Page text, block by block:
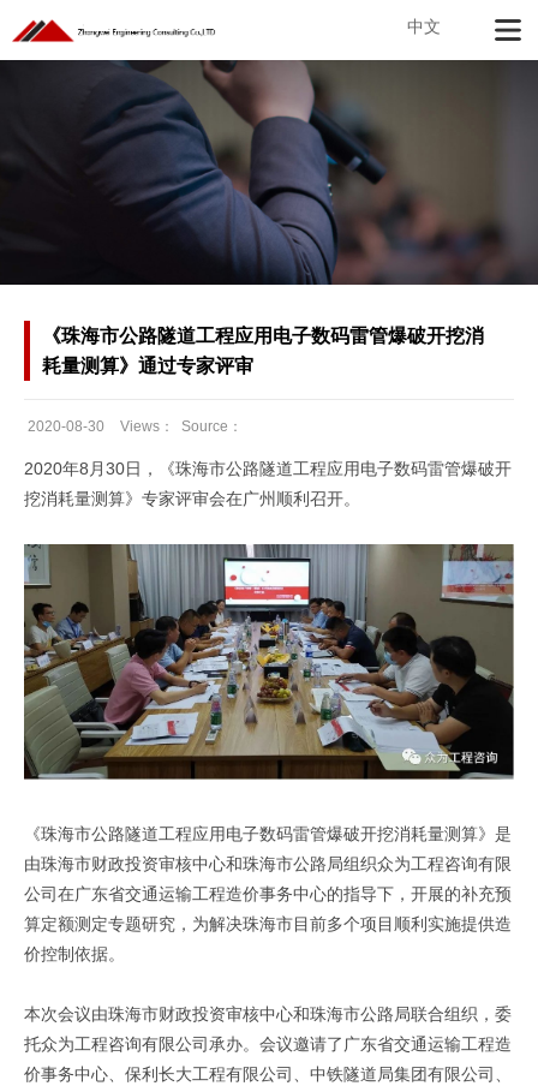
中文
《珠海市公路隧道工程应用电子数码雷管爆破开挖消
耗量测算》通过专家评审
2020-08-30 Views： Source：
2020年8月30日，《珠海市公路隧道工程应用电子数码雷管爆破开
挖消耗量测算》专家评审会在广州顺利召开。
《珠海市公路隧道工程应用电子数码雷管爆破开挖消耗量测算》是
由珠海市财政投资审核中心和珠海市公路局组织众为工程咨询有限
公司在广东省交通运输工程造价事务中心的指导下，开展的补充预
算定额测定专题研究，为解决珠海市目前多个项目顺利实施提供造
价控制依据。
本次会议由珠海市财政投资审核中心和珠海市公路局联合组织，委
托众为工程咨询有限公司承办。会议邀请了广东省交通运输工程造
价事务中心、保利长大工程有限公司、中铁隧道局集团有限公司、